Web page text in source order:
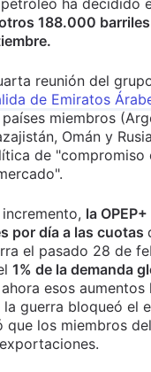
ha decidido
188.000
reunión del
de Emiratos
miembros
Omán y
de "compromiso
la
por día a las cuotas
el pasado 28 de
1% de la demanda
esos aumentos
guerra bloqueó el
que los miembros